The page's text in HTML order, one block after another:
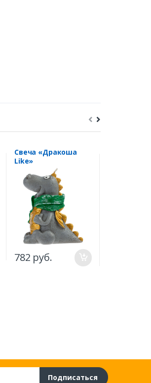
Свеча «Дракоша
Like»
782 руб.
Подписаться